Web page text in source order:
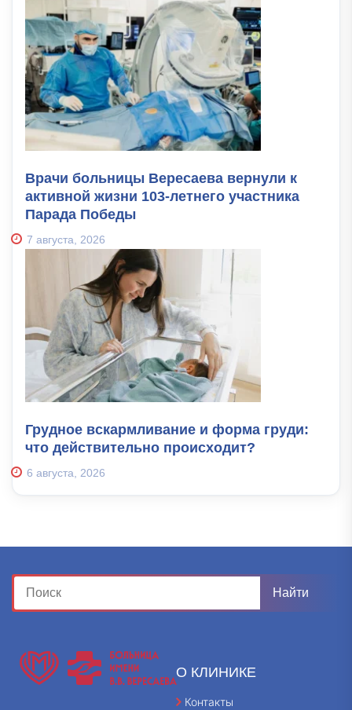
Врачи больницы Вересаева вернули к
активной жизни 103-летнего участника
Парада Победы
7 августа, 2026
Грудное вскармливание и форма груди:
что действительно происходит?
6 августа, 2026
О КЛИНИКЕ
Контакты